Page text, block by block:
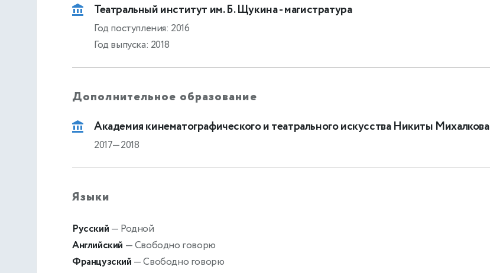
Театральный институт им. Б. Щукина - магистратура
Год поступления: 2016
Год выпуска: 2018
Дополнительное образование
Академия кинематографического и театрального искусства Никиты Михалкова
2017—2018
Языки
Русский — Родной
Английский — Свободно говорю
Французский — Свободно говорю